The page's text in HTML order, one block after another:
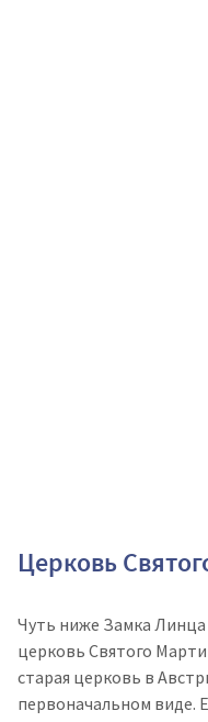
Церковь
Чуть ниже Замка Линца
церковь Святого
старая церковь в
первоначальном виде.